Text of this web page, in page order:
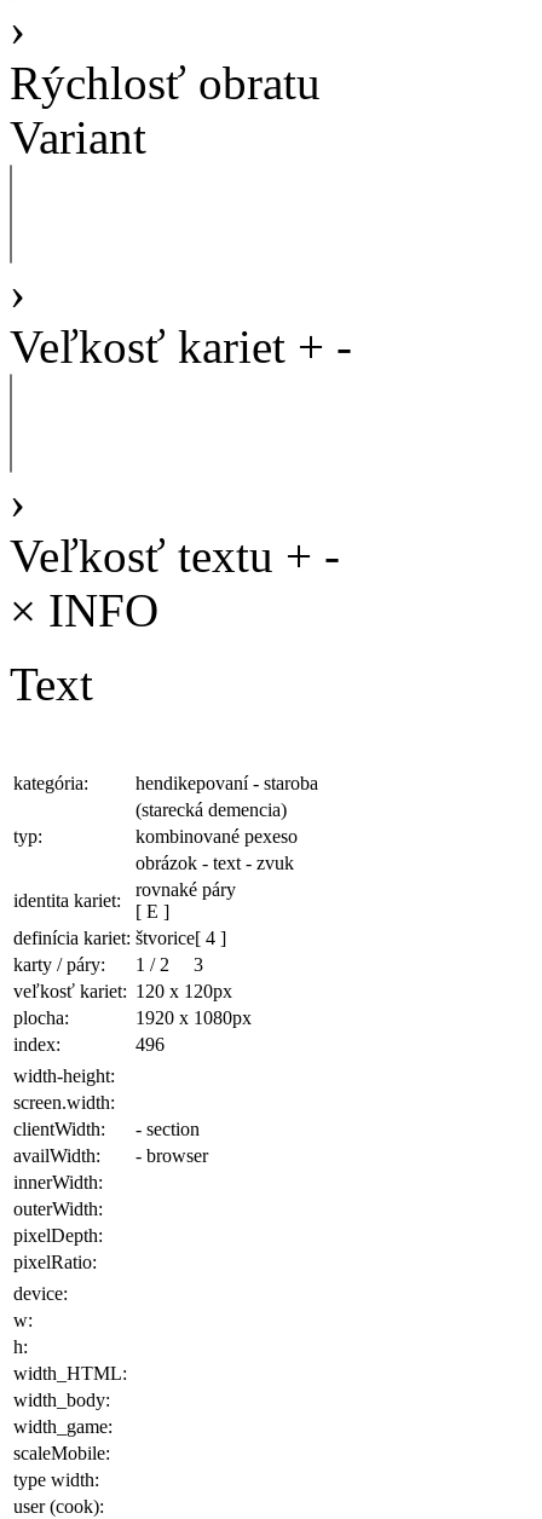
›
Rýchlosť obratu
Variant
›
Veľkosť kariet + -
›
Veľkosť textu + -
× INFO
Text
kategória:
hendikepovaní - staroba
(starecká demencia)
typ:
kombinované pexeso
obrázok - text - zvuk
identita kariet:
rovnaké páry
[ E ]
definícia kariet: štvorice[ 4 ]
karty / páry:
1 / 2
3
veľkosť kariet: 120 x 120px
plocha: 1920 x 1080px
index:
496
width-height:
screen.width:
clientWidth:
- section
availWidth:
- browser
innerWidth:
outerWidth:
pixelDepth:
pixelRatio:
device:
w:
h:
width_HTML:
width_body:
width_game:
scaleMobile:
type width:
user (cook):